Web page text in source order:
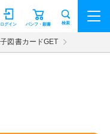
パンフ・願書
ログイン 検索
図書カードGET